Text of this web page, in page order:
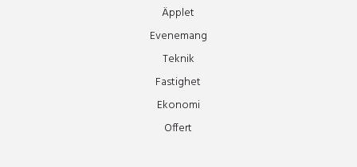
Äpplet
Evenemang
Teknik
Fastighet
Ekonomi
Offert